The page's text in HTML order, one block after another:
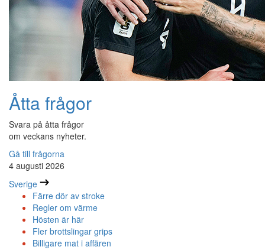
Åtta frågor
Svara på åtta frågor
om veckans nyheter.
Gå till frågorna
4 augusti 2026
Sverige
Färre dör av stroke
Regler om värme
Hösten är här
Fler brottslingar grips
Billigare mat i affären